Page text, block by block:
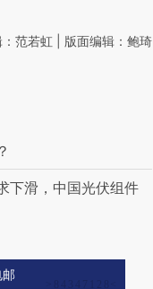
范若虹 | 版面编辑：鲍琦
下滑，中国光伏组件
邮